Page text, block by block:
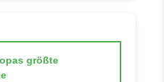
größte